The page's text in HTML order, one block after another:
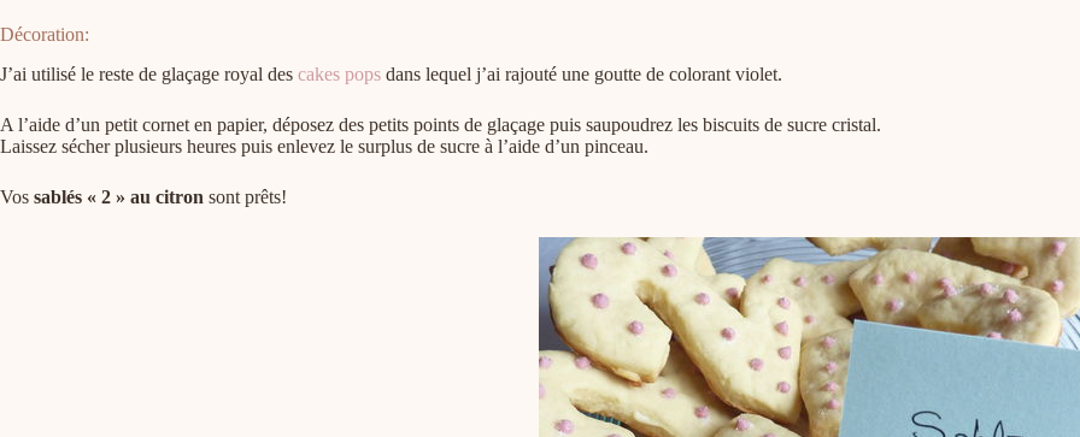
Décoration:
J’ai utilisé le reste de glaçage royal des cakes pops dans lequel j’ai rajouté une goutte de colorant violet.
A l’aide d’un petit cornet en papier, déposez des petits points de glaçage puis saupoudrez les biscuits de sucre cristal.
Laissez sécher plusieurs heures puis enlevez le surplus de sucre à l’aide d’un pinceau.
Vos sablés « 2 » au citron sont prêts!